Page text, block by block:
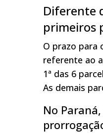
Diferente
primeiros
O prazo para
referente ao
1ª das 6
As demais
No